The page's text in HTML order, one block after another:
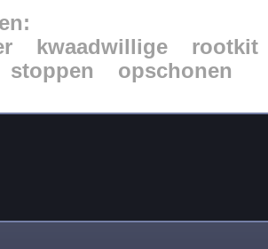
kwaadwillige
rootkit
stoppen opschonen